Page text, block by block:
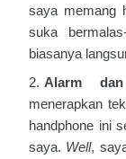
saya memang
suka
biasanya
Alarm
menerapkan
handphone ini
saya. Well,